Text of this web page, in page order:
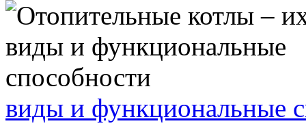
виды и функциональные